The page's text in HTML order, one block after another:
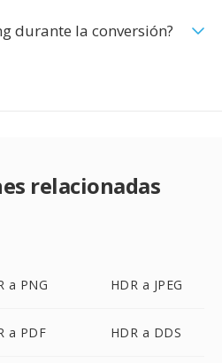
durante la conversión?
relacionadas
a PNG HDR a JPEG
a PDF HDR a DDS